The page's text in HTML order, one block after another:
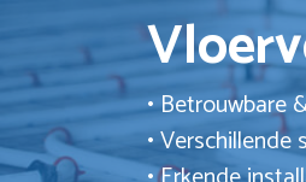
• Betrouwbare
•